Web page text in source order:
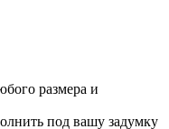
размера и
под вашу задумку